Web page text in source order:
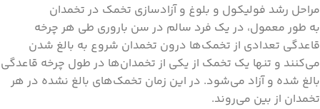
مراحل رشد فولیکول و بلوغ و آزادسازی تخمک در تخمدان
به طور معمول، در یک فرد سالم در سن باروری طی هر چرخه
قاعدگی تعدادی از تخمک‌ها درون تخمدان شروع به بالغ شدن
می‌کنند و تنها یک تخمک از یکی از تخمدان‌ها در طول چرخه قاعدگی
بالغ شده و آزاد می‌شود. در این زمان تخمک‌های بالغ نشده در هر
تخمدان از بین می‌روند.